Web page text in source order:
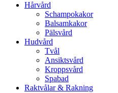
Hårvård
Schampokakor
Balsamkakor
Pälsvård
Hudvård
Tvål
Ansiktsvård
Kroppsvård
Spabad
Raktvålar & Rakning